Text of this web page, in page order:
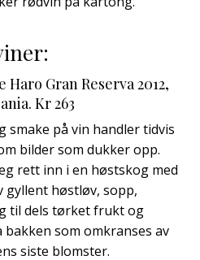
Haro Gran Reserva 2012,
Kr 263
smake på vin handler tidvis
bilder som dukker opp.
rett inn i en høstskog med
gyllent høstløv, sopp,
til dels tørket frukt og
som omkranses av
siste blomster.